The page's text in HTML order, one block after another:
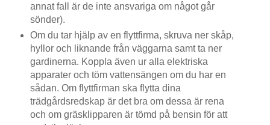
annat fall är de inte ansvariga om något går
sönder).
Om du tar hjälp av en flyttfirma, skruva ner skåp,
hyllor och liknande från väggarna samt ta ner
gardinerna. Koppla även ur alla elektriska
apparater och töm vattensängen om du har en
sådan. Om flyttfirman ska flytta dina
trädgårdsredskap är det bra om dessa är rena
och om gräsklipparen är tömd på bensin för att